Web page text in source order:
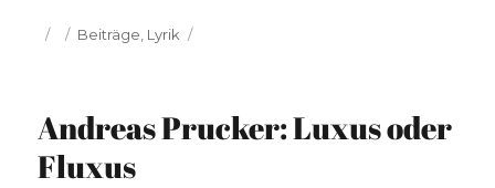
Veröffentlicht
Kategorien
Beiträge Lyrik
Andreas Prucker: Luxus oder
Fluxus